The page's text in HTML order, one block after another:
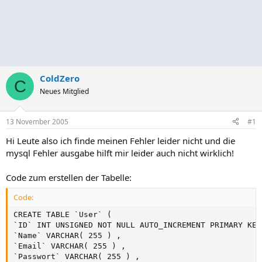
C ColdZero
Neues Mitglied
13 November 2005 #1
Hi Leute also ich finde meinen Fehler leider nicht und die
mysql Fehler ausgabe hilft mir leider auch nicht wirklich!
Code zum erstellen der Tabelle:
Code:
CREATE TABLE `User` (
`ID` INT UNSIGNED NOT NULL AUTO_INCREMENT PRIMARY
`Name` VARCHAR( 255 ) ,
`Email` VARCHAR( 255 ) ,
`Passwort` VARCHAR( 255 ) ,